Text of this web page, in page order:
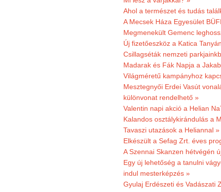
Ahol a természet és tudás
A Mecsek Háza Egyesület
Megmenekült Gemenc
Új fizetőeszköz a Katica
Csillagséták nemzeti
Madarak és Fák Napja a
Világméretű kampányhoz
Mesztegnyői Erdei Vasút
különvonat rendelhető »
Valentin napi akció a Helian
Kalandos osztálykirándulás a
Tavaszi utazások a Heliannal »
Elkészült a Sefag Zrt. éves
A Szennai Skanzen hétvégén
Egy új lehetőség a tanulni
indul mesterképzés »
Gyulaj Erdészeti és Vadászati